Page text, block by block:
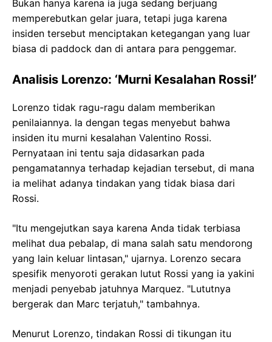
Bukan hanya karena ia juga sedang berjuang
memperebutkan gelar juara, tetapi juga karena
insiden tersebut menciptakan ketegangan yang luar
biasa di paddock dan di antara para penggemar.
Analisis Lorenzo: ‘Murni Kesalahan Rossi!’
Lorenzo tidak ragu-ragu dalam memberikan
penilaiannya. Ia dengan tegas menyebut bahwa
insiden itu murni kesalahan Valentino Rossi.
Pernyataan ini tentu saja didasarkan pada
pengamatannya terhadap kejadian tersebut, di mana
ia melihat adanya tindakan yang tidak biasa dari
Rossi.
"Itu mengejutkan saya karena Anda tidak terbiasa
melihat dua pebalap, di mana salah satu mendorong
yang lain keluar lintasan," ujarnya. Lorenzo secara
spesifik menyoroti gerakan lutut Rossi yang ia yakini
menjadi penyebab jatuhnya Marquez. "Lututnya
bergerak dan Marc terjatuh," tambahnya.
Menurut Lorenzo, tindakan Rossi di tikungan itu